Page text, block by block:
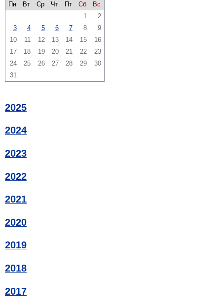
Пн
Вт Ср Чт Пт Сб
Вс
1
2
3
4 5 6 7 8
9
10
11 12 13 14 15
16
17
18 19 20 21 22
23
24
25 26 27 28 29
30
31
2025
2024
2023
2022
2021
2020
2019
2018
2017